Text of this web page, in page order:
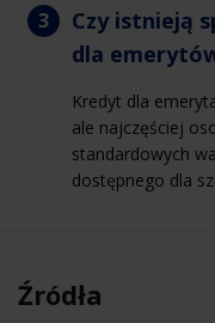
Czy istnieją
dla
Kredyt dla
ale najczęściej
standardowych
dostępnego dla
Źródła